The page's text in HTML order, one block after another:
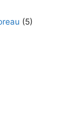
(5)